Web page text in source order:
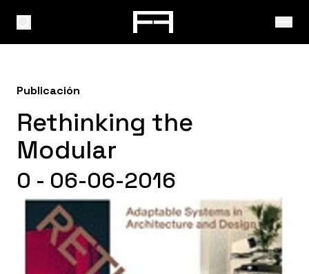
Publicación
Rethinking the
Modular
0 - 06-06-2016